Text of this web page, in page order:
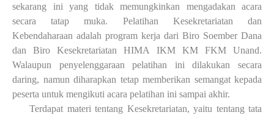
sekarang ini yang tidak memungkinkan mengadakan acara
secara tatap muka. Pelatihan Kesekretariatan dan
Kebendaharaan adalah program kerja dari Biro Soember Dana
dan Biro Kesekretariatan HIMA IKM KM FKM Unand.
Walaupun penyelenggaraan pelatihan ini dilakukan secara
daring, namun diharapkan tetap memberikan semangat kepada
peserta untuk mengikuti acara pelatihan ini sampai akhir.
Terdapat materi tentang Kesekretariatan, yaitu tentang tata